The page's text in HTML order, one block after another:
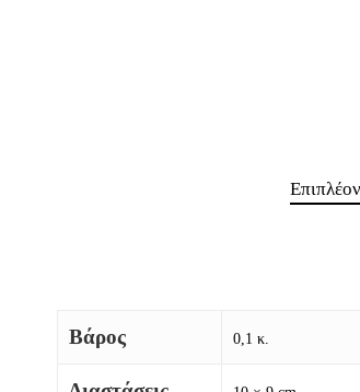
Βάρος 0,1 κ.